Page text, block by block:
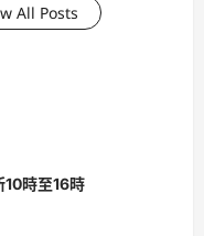
All Posts
時至16時